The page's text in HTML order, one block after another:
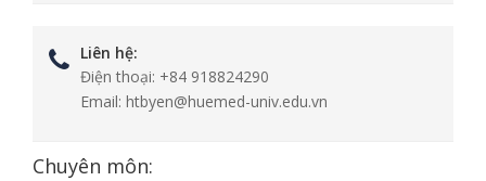
Liên hệ:
Điện thoại: +84 918824290
Email: htbyen@huemed-univ.edu.vn
Chuyên môn: